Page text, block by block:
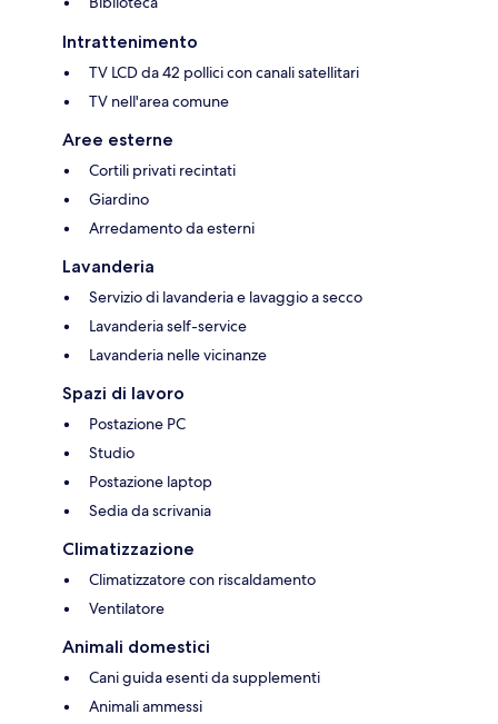
Intrattenimento
TV LCD da 42 pollici con canali satellitari
TV nell'area comune
Aree esterne
Cortili privati recintati
Giardino
Arredamento da esterni
Lavanderia
Servizio di lavanderia e lavaggio a secco
Lavanderia self-service
Lavanderia nelle vicinanze
Spazi di lavoro
Postazione PC
Studio
Postazione laptop
Sedia da scrivania
Climatizzazione
Climatizzatore con riscaldamento
Ventilatore
Animali domestici
Cani guida esenti da supplementi
Animali ammessi